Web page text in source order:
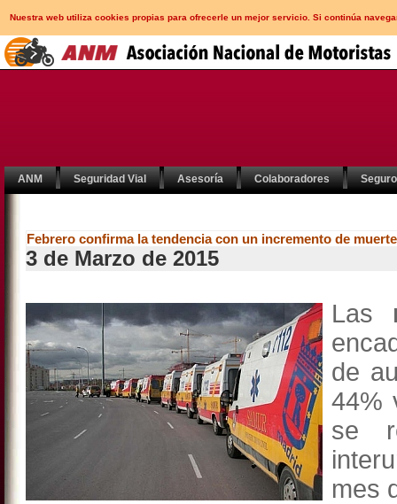
Nuestra web utiliza cookies propias para ofrecerle un mejor servicio. Si continúa
ANM Seguridad Vial Asesoría Colaboradores
Febrero confirma la tendencia con un incremento de
3 de Marzo de 2015
Las
de
44%
se
mes